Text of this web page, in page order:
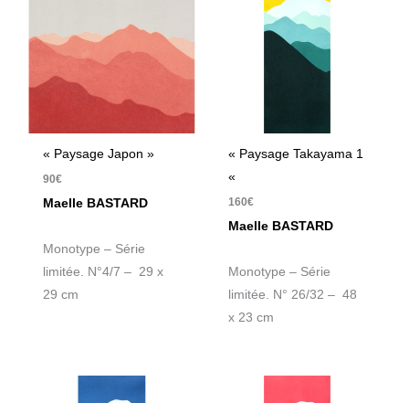
« Paysage Japon »
90€
Maelle BASTARD
Monotype – Série
limitée. N°4/7 – 29 x
29 cm
« Paysage Takayama 1
«
160€
Maelle BASTARD
Monotype – Série
limitée. N° 26/32 – 48
x 23 cm